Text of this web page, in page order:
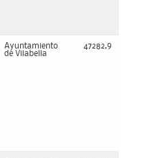
Ayuntamiento
de Vilabella
47282,9